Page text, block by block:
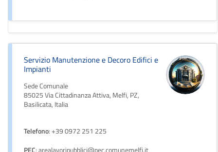
Servizio Manutenzione e Decoro Edifici e
Impianti
Sede Comunale
85025 Via Cittadinanza Attiva, Melfi, PZ,
Basilicata, Italia
Telefono: +39 0972 251 225